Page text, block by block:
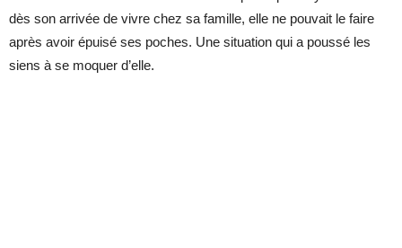
dès son arrivée de vivre chez sa famille, elle ne pouvait le faire
après avoir épuisé ses poches. Une situation qui a poussé les
siens à se moquer d’elle.